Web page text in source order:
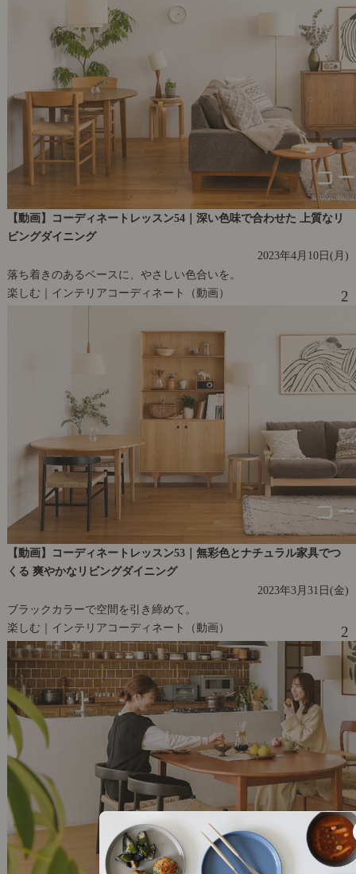
【動画】コーディネートレッスン54｜深い色味で合わせた 上質なリ
ビングダイニング
2023年4月10日(月)
落ち着きのあるベースに、やさしい色合いを。
楽しむ｜インテリアコーディネート（動画）
2
【動画】コーディネートレッスン53｜無彩色とナチュラル家具でつ
くる 爽やかなリビングダイニング
2023年3月31日(金)
ブラックカラーで空間を引き締めて。
楽しむ｜インテリアコーディネート（動画）
2